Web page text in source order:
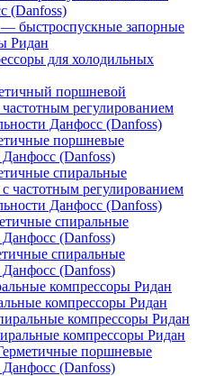
(Danfoss)
быстроспускные запорные
Ридан
для холодильных
поршневой
частотным регулированием
Данфосс (Danfoss)
поршневые
(Danfoss)
спиральные
частотным регулированием
Данфосс (Danfoss)
спиральные
(Danfoss)
спиральные
(Danfoss)
компрессоры Ридан
компрессоры Ридан
компрессоры Ридан
компрессоры Ридан
поршневые
(Danfoss)